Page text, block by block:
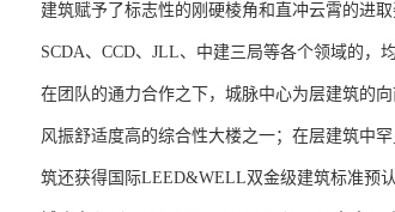
建筑赋予了标志性的刚硬棱角和直冲云霄的进
SCDA、CCD、JLL、中建三局等各个领域的，
在团队的通力合作之下，城脉中心为层建筑的
风振舒适度高的综合性大楼之一；在层建筑中
筑还获得国际LEED&WELL双金级建筑标准预